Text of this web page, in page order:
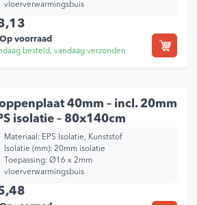
vloerverwarmingsbuis
Op voorraad
besteld, vandaag verzonden
40mm – incl. 20mm
isolatie – 80x140cm
Materiaal: EPS Isolatie, Kunststof
Isolatie (mm): 20mm isolatie
Toepassing: Ø16 x 2mm
vloerverwarmingsbuis